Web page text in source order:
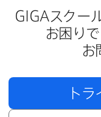
GIGA スクー
お困りで
お
ト